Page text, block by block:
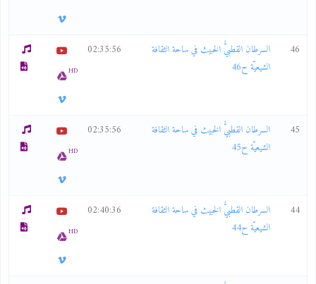
46
السرطان القطبيُّ الخبيث في ساحة الثقافة
الشيعيّة ح46
02:35:56
HD
45
السرطان القطبيُّ الخبيث في ساحة الثقافة
الشيعيّة ح45
02:35:56
HD
44
السرطان القطبيُّ الخبيث في ساحة الثقافة
الشيعيّة ح44
02:40:36
HD